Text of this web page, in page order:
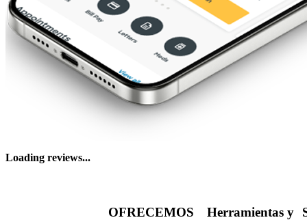
Loading reviews...
OFRECEMOS Herramientas y